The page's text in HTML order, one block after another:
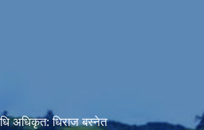
अधिकृत:धिराज बस्नेत